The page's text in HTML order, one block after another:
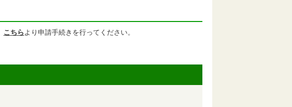
こちらより申請手続きを行ってください。